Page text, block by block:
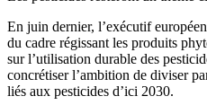
En juin dernier, l’exécutif
du cadre régissant les produits
sur l’utilisation durable des
concrétiser l’ambition de diviser
liés aux pesticides d’ici 2030.